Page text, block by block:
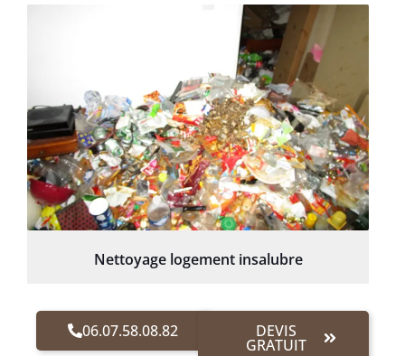
Nettoyage logement insalubre
06.07.58.08.82 DEVIS
GRATUIT